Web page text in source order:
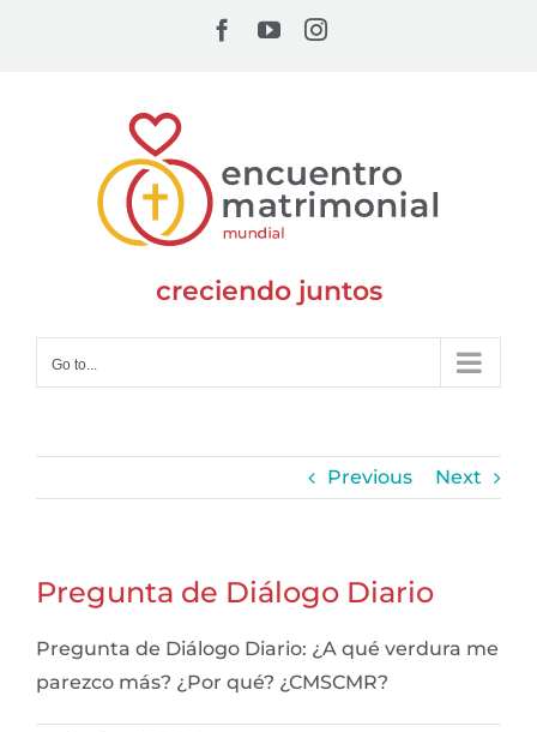
Facebook
YouTubeInstagram
creciendo juntos
Go to...
Previous Next
Pregunta de Diálogo Diario
Pregunta de Diálogo Diario: ¿A qué verdura me
parezco más? ¿Por qué? ¿CMSCMR?